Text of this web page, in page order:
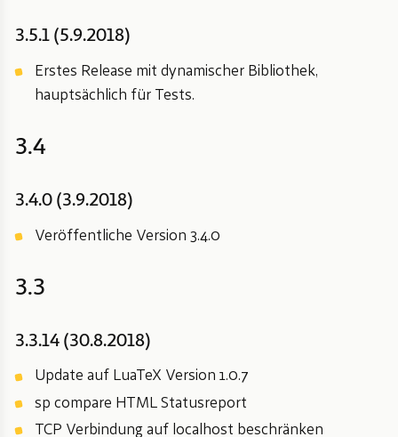
3.5.1 (5.9.2018)
Erstes Release mit dynamischer Bibliothek,
hauptsächlich für Tests.
3.4
3.4.0 (3.9.2018)
Veröffentliche Version 3.4.0
3.3
3.3.14 (30.8.2018)
Update auf LuaTeX Version 1.0.7
sp compare HTML Statusreport
TCP Verbindung auf localhost beschränken